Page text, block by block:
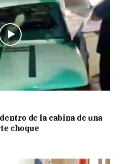
de la cabina de una
choque